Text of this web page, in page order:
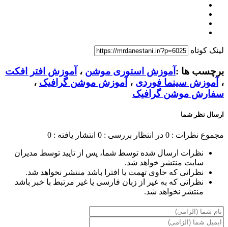
لینک کوتاه
برچسب ها : آموزش استوری موشن ، آموزش افتر افکت
، آموزش سینما فوردی ، آموزش موشن گرافیک ،
سفارش موشن گرافیک
ارسال نظر شما
مجموع نظرات : 0 در انتظار بررسی : 0 انتشار یافته : 0
نظرات ارسال شده توسط شما، پس از تایید توسط مدیران
سایت منتشر خواهد شد.
نظراتی که حاوی تهمت یا افترا باشد منتشر نخواهد شد.
نظراتی که به غیر از زبان فارسی یا غیر مرتبط با خبر باشد
منتشر نخواهد شد.